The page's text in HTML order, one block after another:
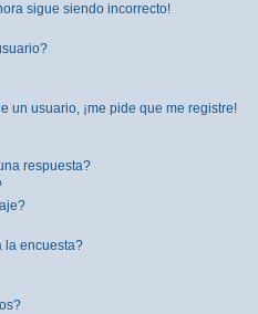
sigue siendo incorrecto!
un usuario, ¡me pide que me registre!
respuesta?
la encuesta?